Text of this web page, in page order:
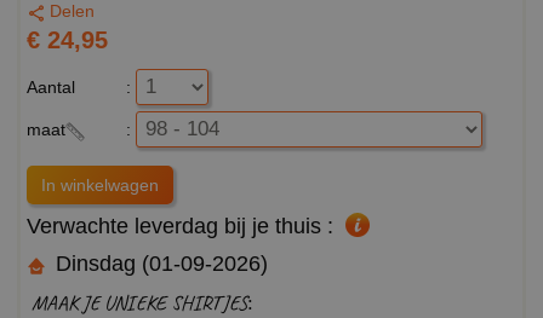
Delen
€ 24,95
Aantal :
maat :
Verwachte leverdag bij je thuis :
Dinsdag (01-09-2026)
MAAK JE UNIEKE SHIRTJES: